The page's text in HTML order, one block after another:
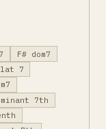
F# dom7
7
7th